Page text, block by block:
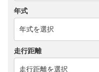
年式
走行距離